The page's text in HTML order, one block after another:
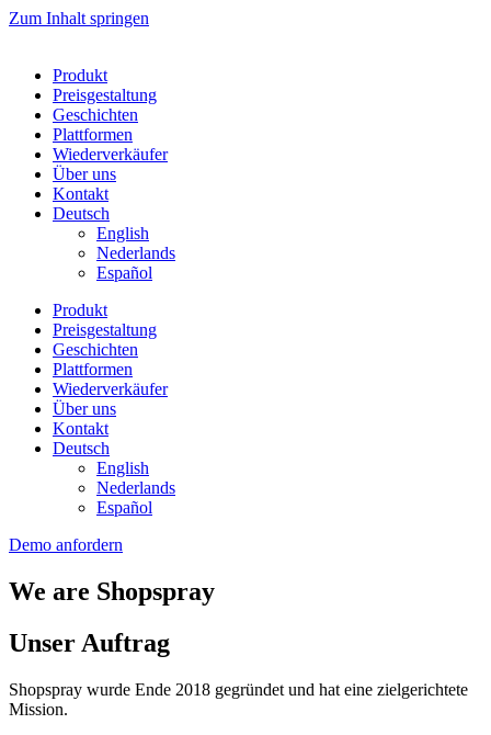
Zum Inhalt springen
Produkt
Preisgestaltung
Geschichten
Plattformen
Wiederverkäufer
Über uns
Kontakt
Deutsch
English
Nederlands
Español
Produkt
Preisgestaltung
Geschichten
Plattformen
Wiederverkäufer
Über uns
Kontakt
Deutsch
English
Nederlands
Español
Demo anfordern
We are Shopspray
Unser Auftrag
Shopspray wurde Ende 2018 gegründet und hat eine zielgerichtete
Mission.